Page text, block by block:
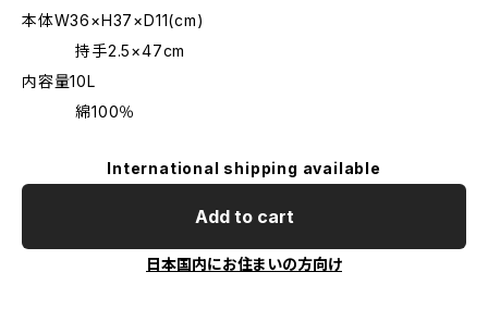
本体W36×H37×D11(cm)
持手2.5×47cm
内容量10L
綿100％
International shipping available
Add to cart
日本国内にお住まいの方向け